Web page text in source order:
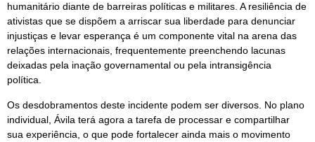
humanitário diante de barreiras políticas e militares. A resiliência de
ativistas que se dispõem a arriscar sua liberdade para denunciar
injustiças e levar esperança é um componente vital na arena das
relações internacionais, frequentemente preenchendo lacunas
deixadas pela inação governamental ou pela intransigência
política.
Os desdobramentos deste incidente podem ser diversos. No plano
individual, Ávila terá agora a tarefa de processar e compartilhar
sua experiência, o que pode fortalecer ainda mais o movimento